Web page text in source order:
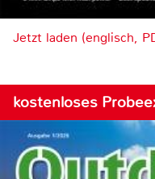
Jetzt laden (englisch,
kostenloses